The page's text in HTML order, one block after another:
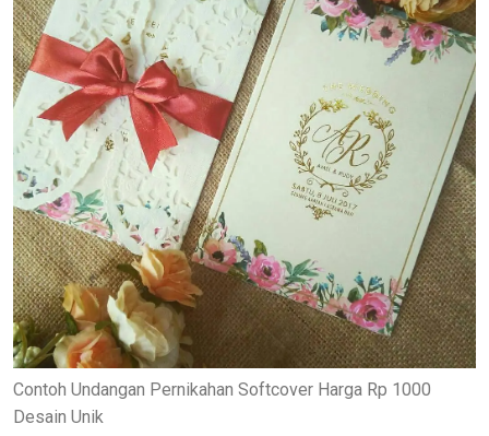
Contoh Undangan Pernikahan Softcover Harga Rp 1000
Desain Unik